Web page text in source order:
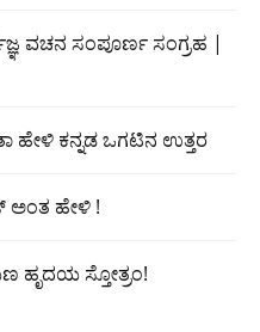
ವಚನ ಸಂಪೂರ್ಣ ಸಂಗ್ರಹ |
ಹೇಳಿ ಕನ್ನಡ ಒಗಟಿನ ಉತ್ತರ
ಅಂತ ಹೇಳಿ !
ಹೃದಯ ಸ್ತೋತ್ರಂ!